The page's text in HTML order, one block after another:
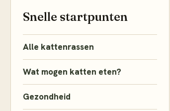
Snelle startpunten
Alle kattenrassen
Wat mogen katten eten?
Gezondheid